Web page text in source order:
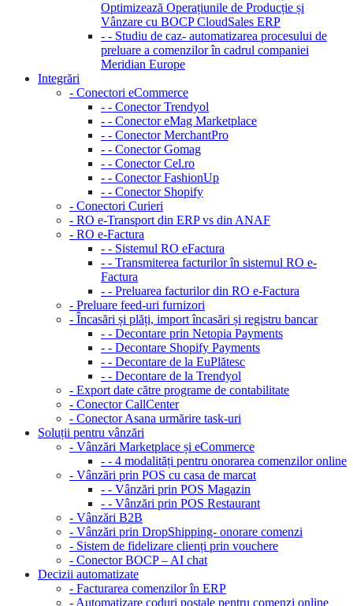
Optimizează Operațiunile de Producție și
Vânzare cu BOCP CloudSales ERP
- - Studiu de caz- automatizarea procesului de
preluare a comenzilor în cadrul companiei
Meridian Europe
Integrări
- Conectori eCommerce
- - Conector Trendyol
- - Conector eMag Marketplace
- - Conector MerchantPro
- - Conector Gomag
- - Conector Cel.ro
- - Conector FashionUp
- - Conector Shopify
- Conectori Curieri
- RO e-Transport din ERP vs din ANAF
- RO e-Factura
- - Sistemul RO eFactura
- - Transmiterea facturilor în sistemul RO e-
Factura
- - Preluarea facturilor din RO e-Factura
- Preluare feed-uri furnizori
- Încasări și plăți, import încasări și registru bancar
- - Decontare prin Netopia Payments
- - Decontare Shopify Payments
- - Decontare de la EuPlătesc
- - Decontare de la Trendyol
- Export date către programe de contabilitate
- Conector CallCenter
- Conector Asana urmărire task-uri
Soluții pentru vânzări
- Vânzări Marketplace și eCommerce
- - 4 modalități pentru onorarea comenzilor online
- Vânzări prin POS cu casa de marcat
- - Vânzări prin POS Magazin
- - Vânzări prin POS Restaurant
- Vânzări B2B
- Vânzări prin DropShipping- onorare comenzi
- Sistem de fidelizare clienți prin vouchere
- Conector BOCP – AI chat
Decizii automatizate
- Facturarea comenzilor în ERP
- Automatizare coduri poștale pentru comenzi online